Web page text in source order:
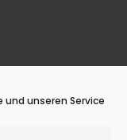
und unseren Service